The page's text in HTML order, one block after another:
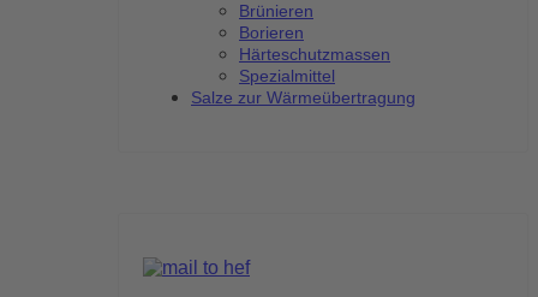
Brünieren
Borieren
Härteschutzmassen
Spezialmittel
Salze zur Wärmeübertragung